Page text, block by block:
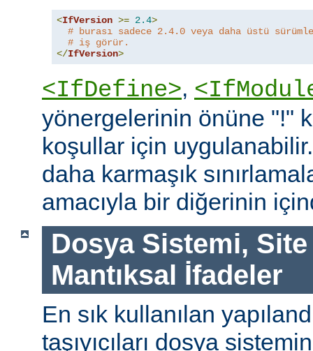
<IfVersion >= 2.4>
# burası sadece 2.4.0 veya daha üstü
# iş görür.
</IfVersion>
<IfDefine>,
yönergelerinin önüne "!"
koşullar için
daha karmaşık
amacıyla bir diğerinin
Dosya Sistemi, Site
Mantıksal İfadeler
En sık kullanılan
taşıyıcıları dosya